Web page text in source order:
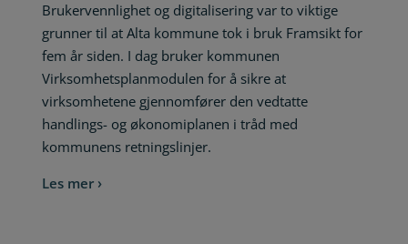
Brukervennlighet og digitalisering var to viktige
grunner til at Alta kommune tok i bruk Framsikt for
fem år siden. I dag bruker kommunen
Virksomhetsplanmodulen for å sikre at
virksomhetene gjennomfører den vedtatte
handlings- og økonomiplanen i tråd med
kommunens retningslinjer.
Les mer ›